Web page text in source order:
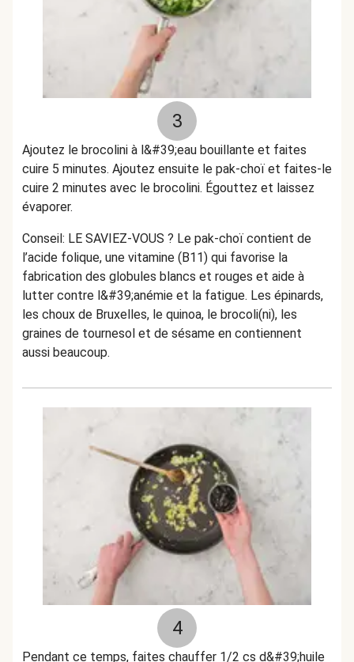
3
Ajoutez le brocolini à l&#39;eau bouillante et faites
cuire 5 minutes. Ajoutez ensuite le pak-choï et faites-le
cuire 2 minutes avec le brocolini. Égouttez et laissez
évaporer.
Conseil: LE SAVIEZ-VOUS ? Le pak-choï contient de
l’acide folique, une vitamine (B11) qui favorise la
fabrication des globules blancs et rouges et aide à
lutter contre l&#39;anémie et la fatigue. Les épinards,
les choux de Bruxelles, le quinoa, le brocoli(ni), les
graines de tournesol et de sésame en contiennent
aussi beaucoup.
4
Pendant ce temps, faites chauffer 1/2 cs d&#39;huile